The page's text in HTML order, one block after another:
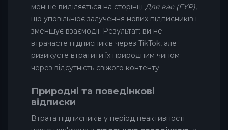
менше виділяється на сторінці Для вас (FYP),
що уповільнює залучення нових підписників і
зменшує взаємодії. Результат: ви не
втрачаєте підписників через TikTok, але
ризикуєте втратити їх природним чином
через відсутність свіжого контенту.
Природні та поведінкові
відписки
Втрата підписників у період неактивності